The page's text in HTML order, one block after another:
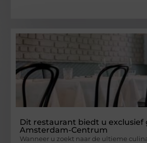
Dit restaurant biedt u exclusief
Amsterdam-Centrum
Wanneer u zoekt naar de ultieme